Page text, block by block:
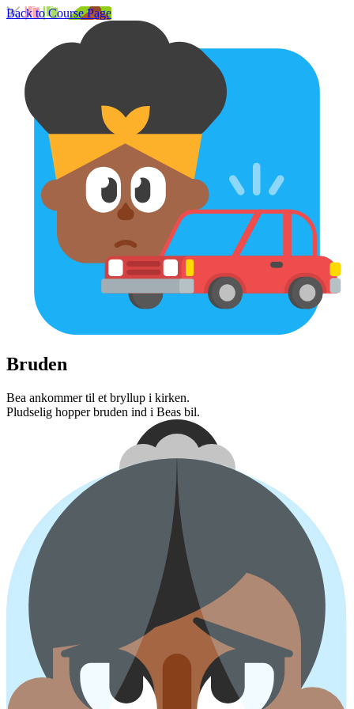
Back to Course Page
Bruden
Bea ankommer til et bryllup i kirken.
Pludselig hopper bruden ind i Beas bil.